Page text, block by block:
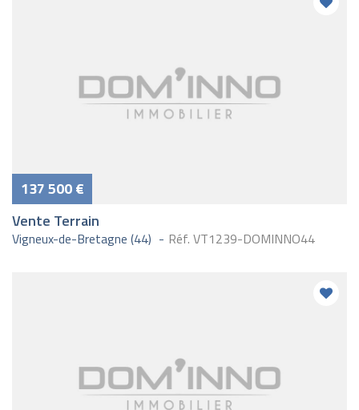
137 500 €
Vente Terrain
Vigneux-de-Bretagne (44) Réf. VT1239-DOMINNO44